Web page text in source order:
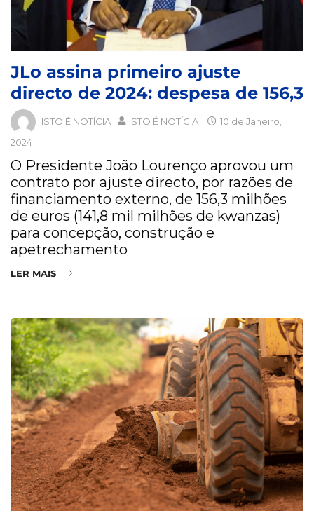
JLo assina primeiro ajuste
directo de 2024: despesa de 156,3
ISTO É NOTÍCIA ISTO É NOTÍCIA
10 de Janeiro,
2024
O Presidente João Lourenço aprovou um
contrato por ajuste directo, por razões de
financiamento externo, de 156,3 milhões
de euros (141,8 mil milhões de kwanzas)
para concepção, construção e
apetrechamento
LER MAIS